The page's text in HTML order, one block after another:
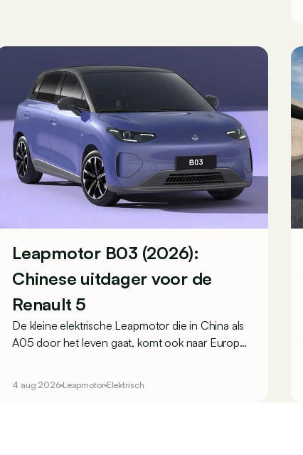
Leapmotor B03 (2026):
Chinese uitdager voor de
Renault 5
De kleine elektrische Leapmotor die in China als
A05 door het leven gaat, komt ook naar Europa.
Tech electric en Volkswagen ID. Polo.
4 aug 2026 Leapmotor Elektrisch